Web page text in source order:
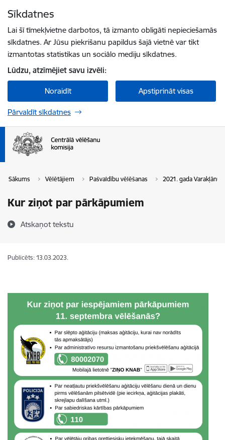
Sīkdatnes
Lai šī tīmekļvietne darbotos, tā izmanto obligāti nepieciešamās
sīkdatnes. Ar Jūsu piekrišanu papildus šajā vietnē var tikt
izmantotas statistikas un sociālo mediju sīkdatnes.
Lūdzu, atzīmējiet savu izvēli:
Noraidīt Apstiprināt visas
Pārvaldīt sīkdatnes
Sākums Vēlētājiem Pašvaldību vēlēšanas 2021. gada Varakļānu
Kur ziņot par pārkāpumiem
Atskaņot tekstu
Publicēts: 13.03.2023.